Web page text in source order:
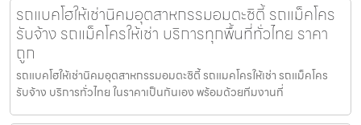
รถแบคโฮให้เช่านิคมอุตสาหกรรมอมตะซิตี้ รถแม็คโคร
รับจ้าง รถแม็คโครให้เช่า บริการทุกพื้นที่ทั่วไทย ราคา
ถูก
รถแบคโฮให้เช่านิคมอุตสาหกรรมอมตะซิตี้ รถแมคโครให้เช่า รถแม็คโคร
รับจ้าง บริการทั่วไทย ในราคาเป็นกันเอง พร้อมด้วยทีมงานที่